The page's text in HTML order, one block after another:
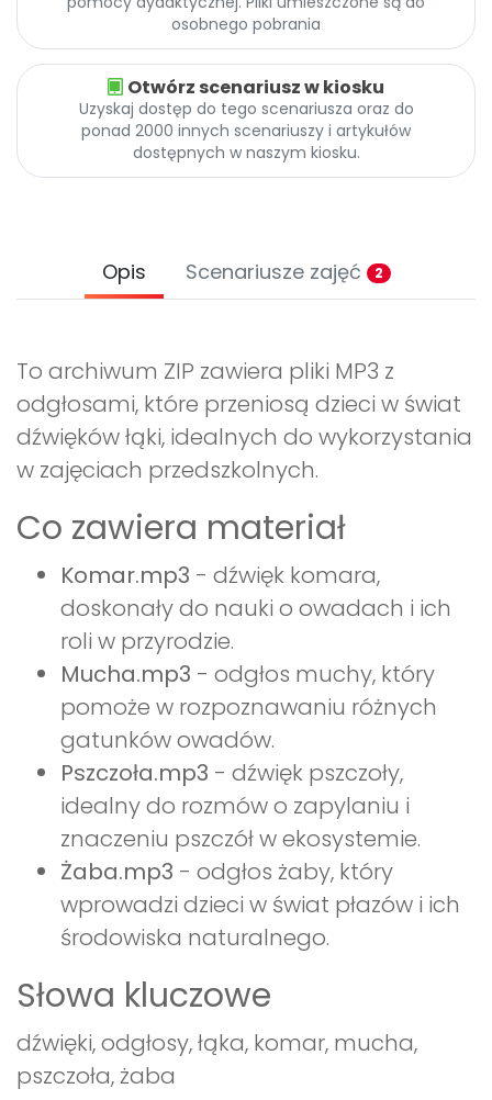
Promocje
osobnego pobrania
Otwórz scenariusz w kiosku
Uzyskaj dostęp do tego scenariusza oraz do
ponad 2000 innych scenariuszy i artykułów
dostępnych w naszym kiosku.
Opis Scenariusze zajęć 2
To archiwum ZIP zawiera pliki MP3 z
odgłosami, które przeniosą dzieci w świat
dźwięków łąki, idealnych do wykorzystania
w zajęciach przedszkolnych.
Co zawiera materiał
Komar.mp3 - dźwięk komara,
doskonały do nauki o owadach i ich
roli w przyrodzie.
Mucha.mp3 - odgłos muchy, który
pomoże w rozpoznawaniu różnych
gatunków owadów.
Pszczoła.mp3 - dźwięk pszczoły,
idealny do rozmów o zapylaniu i
znaczeniu pszczół w ekosystemie.
Żaba.mp3 - odgłos żaby, który
wprowadzi dzieci w świat płazów i ich
środowiska naturalnego.
Słowa kluczowe
dźwięki, odgłosy, łąka, komar, mucha,
pszczoła, żaba